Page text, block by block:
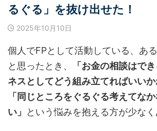
るぐる」を抜け出せた！
2025年10月10日
個人でFPとして活動している、あ
と思ったとき、
「お金の相談はで
ネスとしてどう組み立てればいいか
「同じところをぐるぐる考えてな
い」
という悩みを抱える方が少なく